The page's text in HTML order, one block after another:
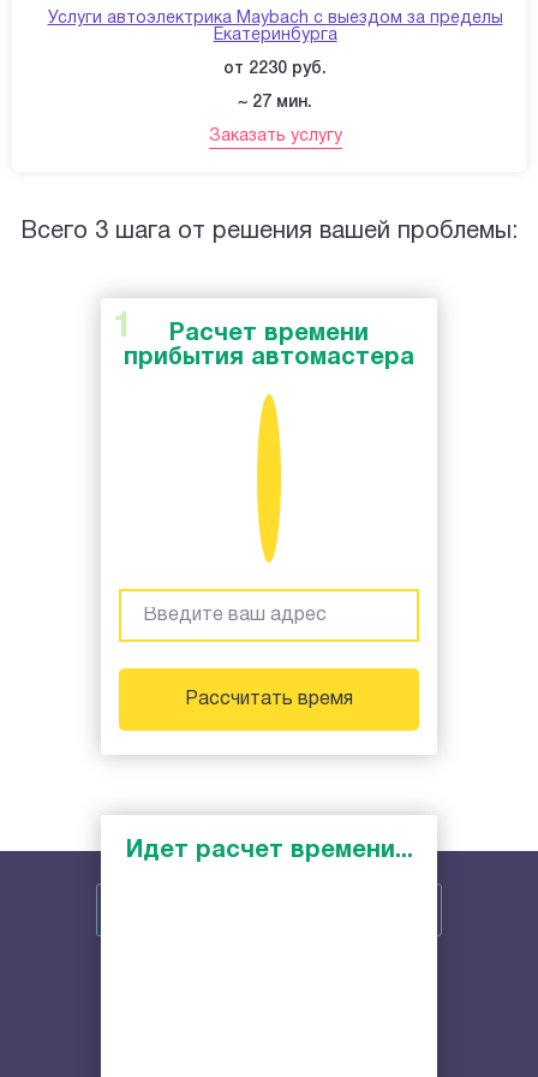
Услуги автоэлектрика Maybach с выездом за пределы
Екатеринбурга
от 2230 руб.
~ 27 мин.
Заказать услугу
Всего 3 шага от решения вашей проблемы:
Расчет времени
прибытия автомастера
Рассчитать время
Идет расчет времени...